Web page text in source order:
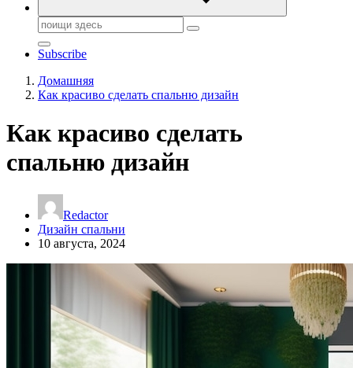
Поиск:
Subscribe
Домашняя
Как красиво сделать спальню дизайн
Как красиво сделать
спальню дизайн
Redactor
Дизайн спальни
10 августа, 2024